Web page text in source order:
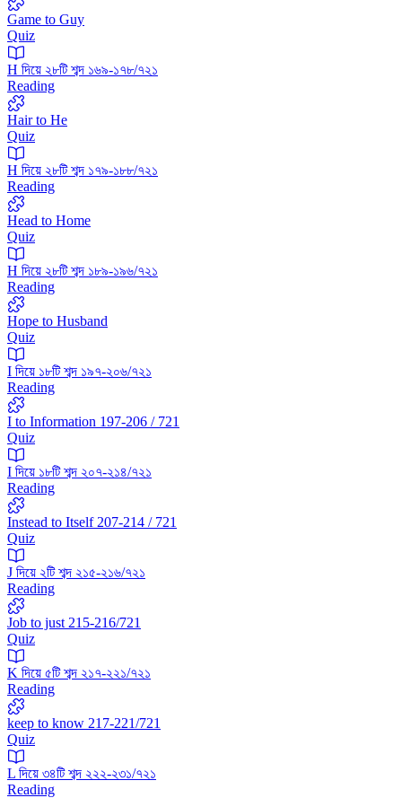
Game to Guy
Quiz
H দিয়ে ২৮টি শব্দ ১৬৯-১৭৮/৭২১
Reading
Hair to He
Quiz
H দিয়ে ২৮টি শব্দ ১৭৯-১৮৮/৭২১
Reading
Head to Home
Quiz
H দিয়ে ২৮টি শব্দ ১৮৯-১৯৬/৭২১
Reading
Hope to Husband
Quiz
I দিয়ে ১৮টি শব্দ ১৯৭-২০৬/৭২১
Reading
I to Information 197-206 / 721
Quiz
I দিয়ে ১৮টি শব্দ ২০৭-২১৪/৭২১
Reading
Instead to Itself 207-214 / 721
Quiz
J দিয়ে ২টি শব্দ ২১৫-২১৬/৭২১
Reading
Job to just 215-216/721
Quiz
K দিয়ে ৫টি শব্দ ২১৭-২২১/৭২১
Reading
keep to know 217-221/721
Quiz
L দিয়ে ৩৪টি শব্দ ২২২-২৩১/৭২১
Reading